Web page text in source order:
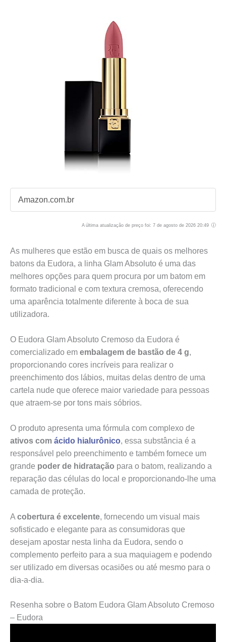
Amazon.com.br
A última atualização de preço foi: 7 de agosto de 2026 20:49
As mulheres que estão em busca de quais os melhores
batons da Eudora, a linha Glam Absoluto é uma das
melhores opções para quem procura por um batom em
formato tradicional e com textura cremosa, oferecendo
uma aparência totalmente diferente à boca de sua
utilizadora.
O Eudora Glam Absoluto Cremoso da Eudora é
comercializado em embalagem de bastão de 4 g,
proporcionando cores incríveis para realizar o
preenchimento dos lábios, muitas delas dentro de uma
cartela nude que oferece maior variedade para pessoas
que atraem-se por tons mais sóbrios.
O produto apresenta uma fórmula com complexo de
ativos com ácido hialurônico, essa substância é a
responsável pelo preenchimento e também fornece um
grande poder de hidratação para o batom, realizando a
reparação das células do local e proporcionando-lhe uma
camada de proteção.
A cobertura é excelente, fornecendo um visual mais
sofisticado e elegante para as consumidoras que
desejam apostar nesta linha da Eudora, sendo o
complemento perfeito para a sua maquiagem e podendo
ser utilizado em diversas ocasiões ou até mesmo para o
dia-a-dia.
Resenha sobre o Batom Eudora Glam Absoluto Cremoso
– Eudora